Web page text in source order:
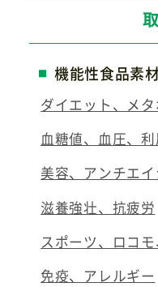
機能性食品素
ダイエット、メ
血糖値、血圧、利
美容、アンチエ
滋養強壮、抗疲労
スポーツ、ロコ
免疫、アレルギー